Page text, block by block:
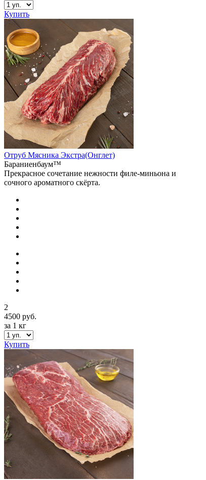
Купить
Отруб Мясника Экстра(Онглет)
Бараниенбаум™
Прекрасное сочетание нежности филе-миньона и
сочного ароматного скёрта.
2
4500 руб.
за 1 кг
Купить